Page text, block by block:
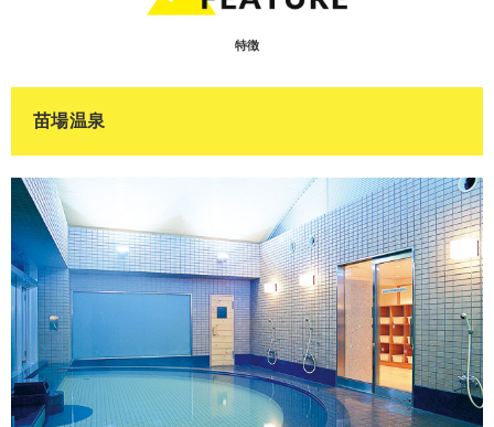
特徴
苗場温泉